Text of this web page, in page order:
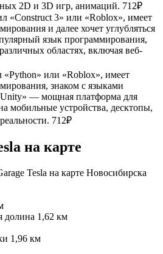
2D и 3D игр, анимаций. 712₽
«Construct 3» или «Roblox», имеет
и далее хочет углубляться
язык программирования,
областях, включая веб-
«Python» или «Roblox», имеет
знаком с языками
— мощная платформа для
мобильные устройства, десктопы,
712₽
на карте
Tesla на карте Новосибирска
долина 1,62 км
1,96 км